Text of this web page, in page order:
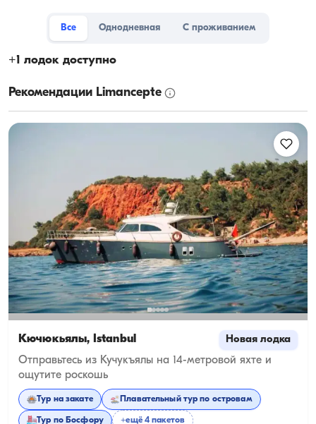
Все Однодневная С проживанием
+1 лодок доступно
Рекомендации Limancepte
Кючюкьялы, İstanbul Новая лодка
Отправьтесь из Кучукъялы на 14-метровой яхте и
ощутите роскошь
Тур на закате Плавательный тур по островам
Тур по Босфору +ещё 4 пакетов